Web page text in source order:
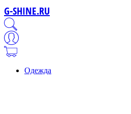
G-SHINE.RU
Одежда